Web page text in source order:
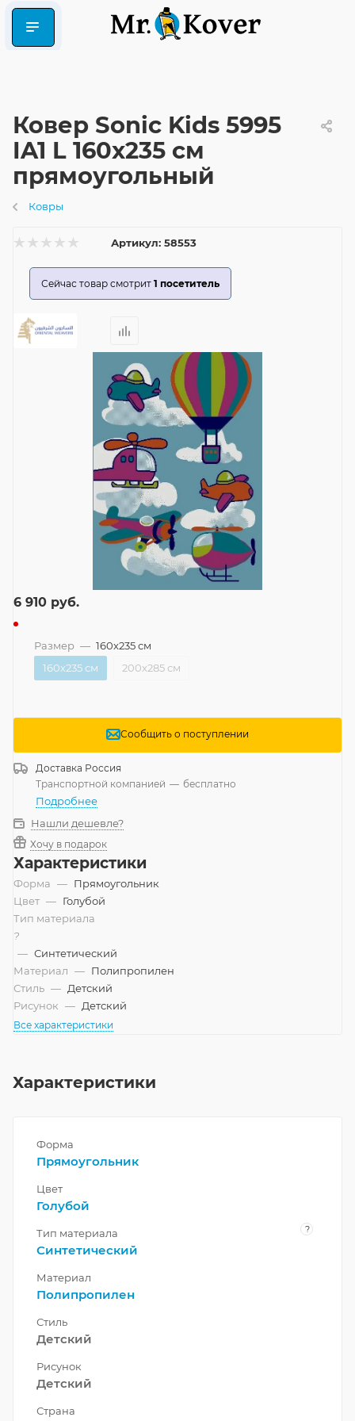
Ковер Sonic Kids 5995
IA1 L 160x235 см
прямоугольный
Ковры
Артикул: 58553
Сейчас товар смотрит 1 посетитель
6 910 руб.
Размер — 160x235 см
160x235 см
200x285 см
Сообщить о поступлении
Доставка Россия
Транспортной компанией — бесплатно
Подробнее
Нашли дешевле?
Хочу в подарок
Характеристики
Форма — Прямоугольник
Цвет — Голубой
Тип материала
?
— Синтетический
Материал — Полипропилен
Стиль — Детский
Рисунок — Детский
Все характеристики
Характеристики
Форма
Прямоугольник
Цвет
Голубой
Тип материала ?
Синтетический
Материал
Полипропилен
Стиль
Детский
Рисунок
Детский
Страна